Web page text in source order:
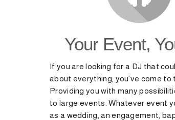
Your Event,
If you are looking for a DJ that
about everything, you’ve come to
Providing you with many
to large events. Whatever event
as a wedding, an engagement,